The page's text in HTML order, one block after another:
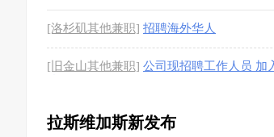
[洛杉矶其他兼职] 招聘海外华人
[旧金山其他兼职] 公司现招聘工作人员 加
拉斯维加斯新发布